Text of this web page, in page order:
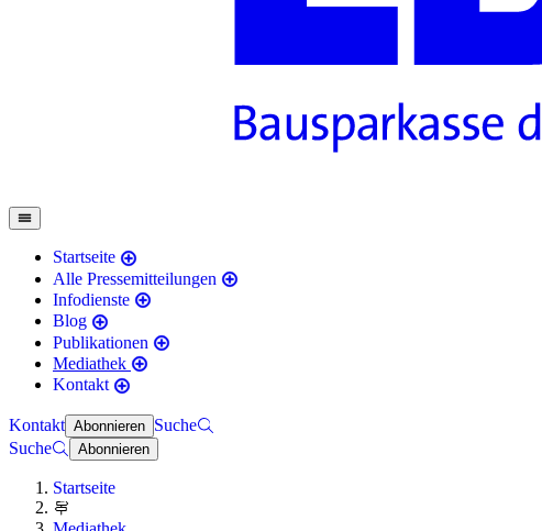
Startseite
Alle Pressemitteilungen
Infodienste
Blog
Publikationen
Mediathek
Kontakt
Kontakt Abonnieren Suche
Suche
Abonnieren
Startseite